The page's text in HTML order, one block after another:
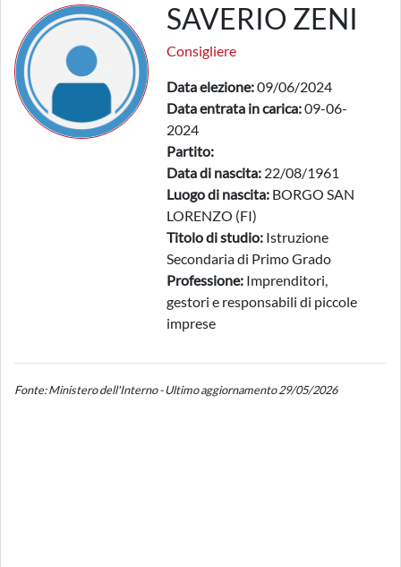
SAVERIO ZENI
Consigliere
Data elezione:09/06/2024
Data entrata in carica:09-06-
2024
Partito:
Data di nascita: 22/08/1961
Luogo di nascita: BORGO SAN
LORENZO (FI)
Titolo di studio: Istruzione
Secondaria di Primo Grado
Professione: Imprenditori,
gestori e responsabili di piccole
imprese
Fonte: Ministero dell'Interno - Ultimo aggiornamento 29/05/2026